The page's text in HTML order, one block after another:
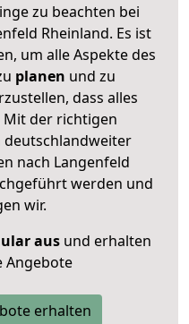
zu beachten bei
Rheinland. Es ist
um alle Aspekte des
planen und zu
dass alles
der richtigen
nach Langenfeld
werden und
wir.
ausund erhalten
Angebote
erhalten